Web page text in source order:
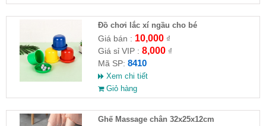
Đồ chơi lắc xí ngầu cho bé
Giá bán : 10,000₫
Giá sỉ VIP : 8,000₫
Mã SP: 8410
Xem chi tiết
Giỏ hàng
Ghế Massage chân 32x25x12cm